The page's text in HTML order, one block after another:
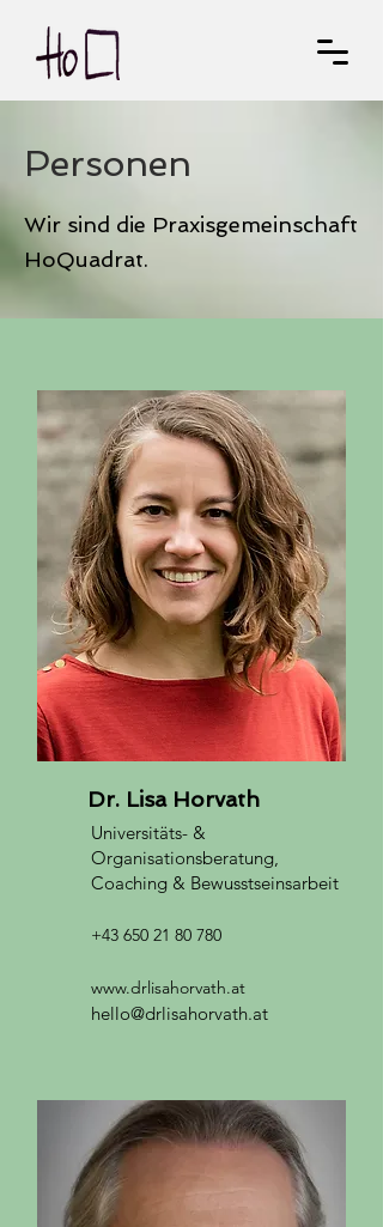
Personen
Wir sind die Praxisgemeinschaft
HoQuadrat.
Dr. Lisa Horvath
Universitäts- &
Organisationsberatung,
Coaching & Bewusstseinsarbeit
+43 650 21 80 780
www.drlisahorvath.at
hello@drlisahorvath.at